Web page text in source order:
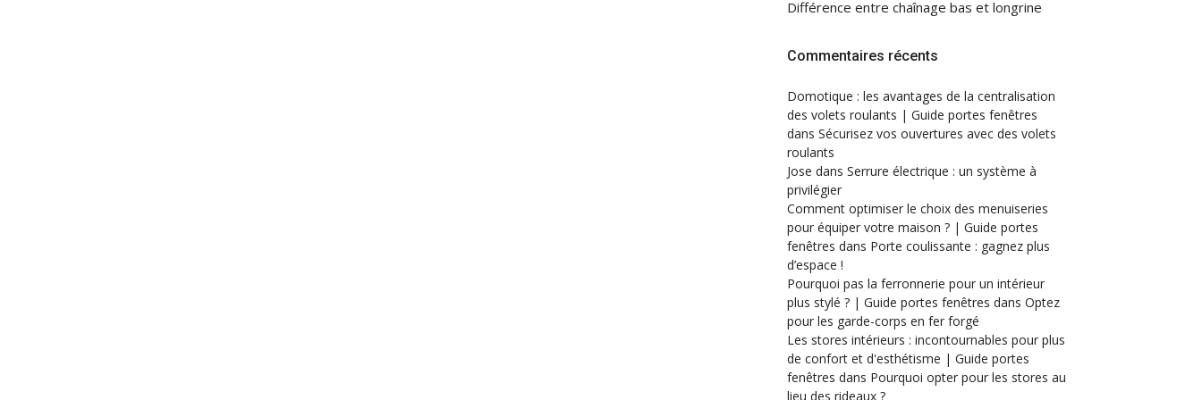
Différence entre chaînage bas et longrine
Commentaires récents
Domotique : les avantages de la centralisation
des volets roulants | Guide portes fenêtres
dans Sécurisez vos ouvertures avec des volets
roulants
Jose dans Serrure électrique : un système à
privilégier
Comment optimiser le choix des menuiseries
pour équiper votre maison ? | Guide portes
fenêtres dans Porte coulissante : gagnez plus
d’espace !
Pourquoi pas la ferronnerie pour un intérieur
plus stylé ? | Guide portes fenêtres dans Optez
pour les garde-corps en fer forgé
Les stores intérieurs : incontournables pour plus
de confort et d'esthétisme | Guide portes
fenêtres dans Pourquoi opter pour les stores au
lieu des rideaux ?